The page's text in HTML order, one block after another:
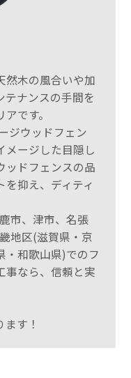
然木の風合いや加
テナンスの手間を
です。
ジウッドフェン
メージした目隠し
ッドフェンスの品
抑え、ディティ
市、津市、名張
地区(滋賀県・京
・和歌山県)でのフ
事なら、信頼と実
す！